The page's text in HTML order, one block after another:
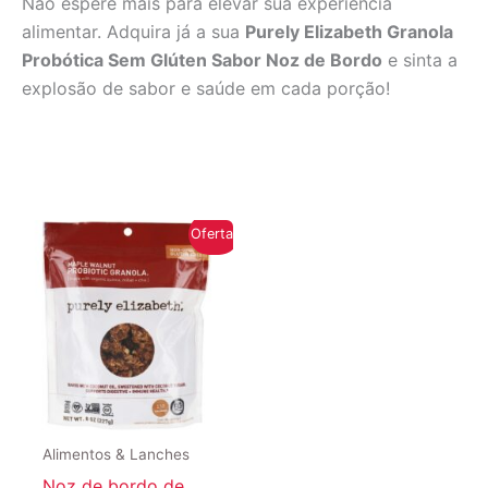
alimentar. Adquira já a sua Purely Elizabeth Granola
Probótica Sem Glúten Sabor Noz de Bordo e sinta a
explosão de sabor e saúde em cada porção!
Oferta!
Alimentos & Lanches